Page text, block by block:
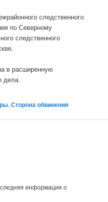
следственного
по Северному
следственного
в расширенную
дела.
,Сторона обвинения
информация о